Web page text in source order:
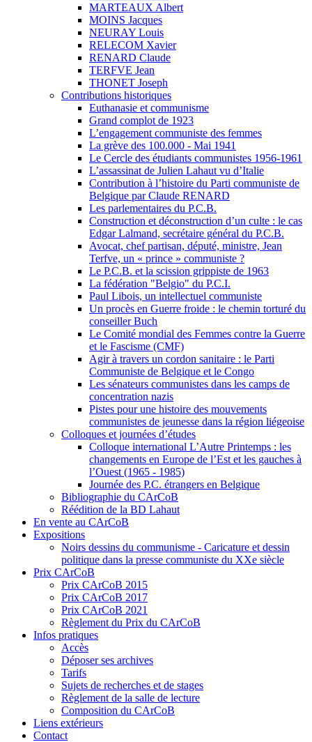
MARTEAUX Albert
MOINS Jacques
NEURAY Louis
RELECOM Xavier
RENARD Claude
TERFVE Jean
THONET Joseph
Contributions historiques
Euthanasie et communisme
Grand complot de 1923
L’engagement communiste des femmes
La grève des 100.000 - Mai 1941
Le Cercle des étudiants communistes 1956-1961
L’assassinat de Julien Lahaut vu d’Italie
Contribution à l’histoire du Parti communiste de
Belgique par Claude RENARD
Les parlementaires du P.C.B.
Construction et déconstruction d’un culte : le cas
Edgar Lalmand, secrétaire général du P.C.B.
Avocat, chef partisan, député, ministre, Jean
Terfve, un « prince » communiste ?
Le P.C.B. et la scission grippiste de 1963
La fédération "Belgio" du P.C.I.
Paul Libois, un intellectuel communiste
Un procès en Guerre froide : le chemin torturé du
conseiller Buch
Le Comité mondial des Femmes contre la Guerre
et le Fascisme (CMF)
Agir à travers un cordon sanitaire : le Parti
Communiste de Belgique et le Congo
Les sénateurs communistes dans les camps de
concentration nazis
Pistes pour une histoire des mouvements
communistes de jeunesse dans la région liégeoise
Colloques et journées d’études
Colloque international L’Autre Printemps : les
changements en Europe de l’Est et les gauches à
l’Ouest (1965 - 1985)
Journée des P.C. étrangers en Belgique
Bibliographie du CArCoB
Réédition de la BD Lahaut
En vente au CArCoB
Expositions
Noirs dessins du communisme - Caricature et dessin
politique dans la presse communiste du XXe siècle
Prix CArCoB
Prix CArCoB 2015
Prix CArCoB 2017
Prix CArCoB 2021
Règlement du Prix du CArCoB
Infos pratiques
Accès
Déposer ses archives
Tarifs
Sujets de recherches et de stages
Règlement de la salle de lecture
Composition du CArCoB
Liens extérieurs
Contact